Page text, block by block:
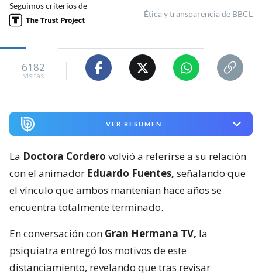
Seguimos criterios de
Ética y transparencia de BBCL
6182
visitas
VER RESUMEN
La Doctora Cordero volvió a referirse a su relación
con el animador Eduardo Fuentes, señalando que
el vínculo que ambos mantenían hace años se
encuentra totalmente terminado.
En conversación con Gran Hermana TV, la
psiquiatra entregó los motivos de este
distanciamiento, revelando que tras revisar